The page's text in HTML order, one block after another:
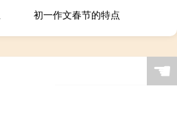
初一作文春节的特点
☚